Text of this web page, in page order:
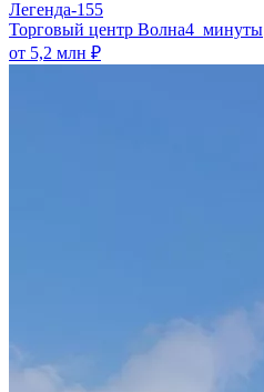
Легенда-155
​Торговый центр Волна4 минуты
от 5,2 млн ₽